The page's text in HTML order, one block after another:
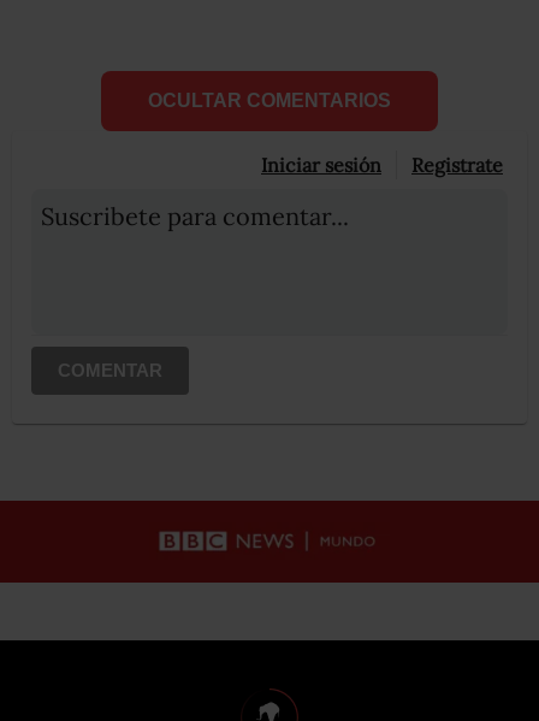
OCULTAR COMENTARIOS
Iniciar sesión Registrate
Suscribete para comentar...
COMENTAR